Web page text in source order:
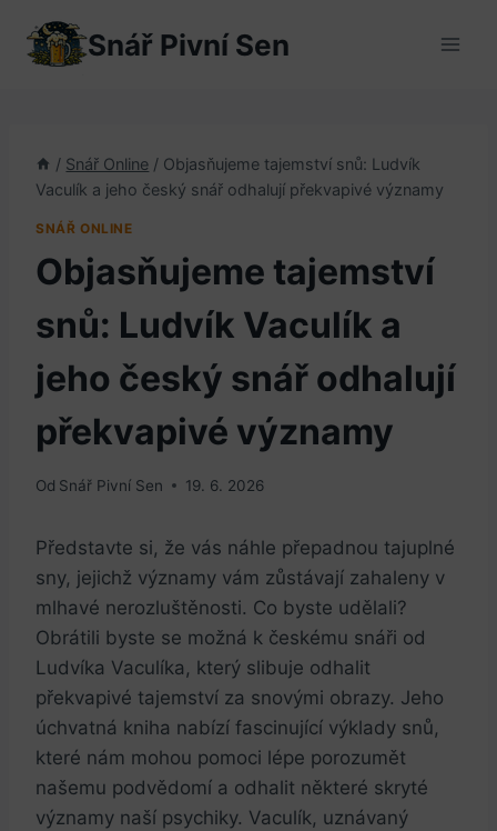
obsah
Snář Pivní Sen
/ Snář Online / Objasňujeme tajemství snů: Ludvík
Vaculík a jeho český snář odhalují překvapivé významy
SNÁŘ ONLINE
Objasňujeme tajemství
snů: Ludvík Vaculík a
jeho český snář odhalují
překvapivé významy
Od Snář Pivní Sen 19. 6. 2026
Představte si, že vás náhle přepadnou tajuplné
sny,‌ jejichž významy vám zůstávají zahaleny v
mlhavé nerozluštěnosti.⁣ Co byste udělali?
Obrátili byste⁢ se ‌možná k českému ⁣snáři od
Ludvíka Vaculíka, který slibuje odhalit
překvapivé‌ tajemství za⁤ snovými ‌obrazy. ⁤Jeho
‌úchvatná​ kniha nabízí fascinující výklady snů,
které⁣ nám mohou pomoci lépe porozumět
našemu podvědomí a odhalit některé skryté
významy naší psychiky. Vaculík, uznávaný